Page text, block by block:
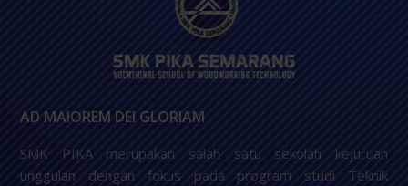
AD MAIOREM DEI GLORIAM
SMK PIKA merupakan salah satu sekolah kejuruan
unggulan dengan fokus pada program studi Teknik